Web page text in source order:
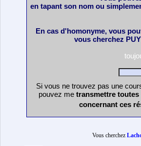
en tapant son nom ou
En cas d'homonyme, vous
vous cherchez
Si vous ne trouvez pas une
pouvez me transmettre
concernant ces
Vous cherchez